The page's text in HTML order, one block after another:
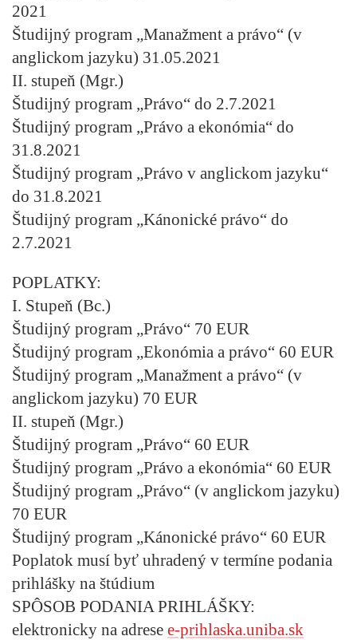
2021
Študijný program „Manažment a právo“ (v
anglickom jazyku) 31.05.2021
II. stupeň (Mgr.)
Študijný program „Právo“ do 2.7.2021
Študijný program „Právo a ekonómia“ do
31.8.2021
Študijný program „Právo v anglickom jazyku“
do 31.8.2021
Študijný program „Kánonické právo“ do
2.7.2021
POPLATKY:
I. Stupeň (Bc.)
Študijný program „Právo“ 70 EUR
Študijný program „Ekonómia a právo“ 60 EUR
Študijný program „Manažment a právo“ (v
anglickom jazyku) 70 EUR
II. stupeň (Mgr.)
Študijný program „Právo“ 60 EUR
Študijný program „Právo a ekonómia“ 60 EUR
Študijný program „Právo“ (v anglickom jazyku)
70 EUR
Študijný program „Kánonické právo“ 60 EUR
Poplatok musí byť uhradený v termíne podania
prihlášky na štúdium
SPÔSOB PODANIA PRIHLÁŠKY:
elektronicky na adrese e-prihlaska.uniba.sk